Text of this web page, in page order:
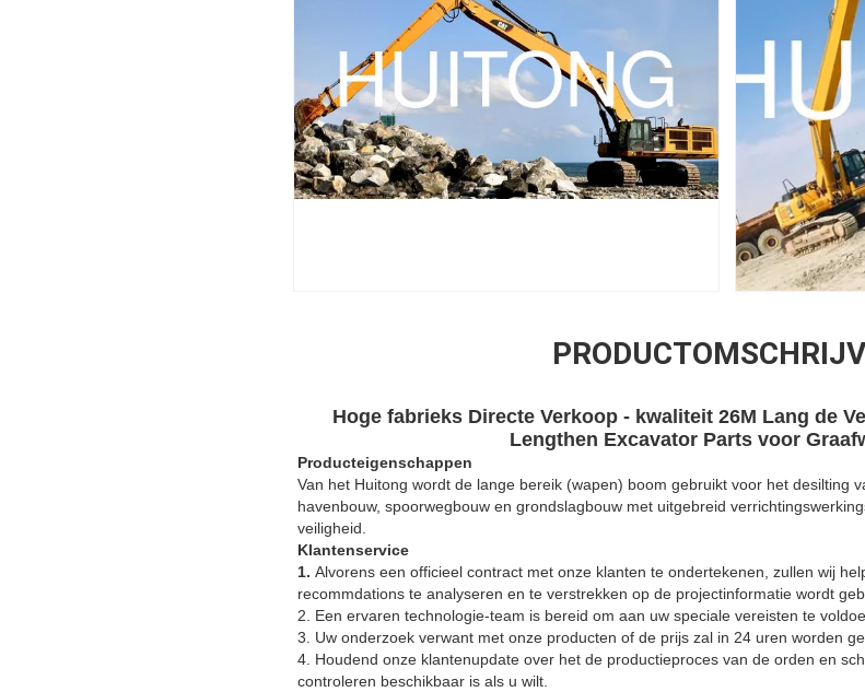
Hoge fabrieks Directe Verkoop - kwaliteit 26M Lang de
Lengthen Excavator Parts voor
Producteigenschappen
Van het Huitong wordt de lange bereik (wapen) boom gebruikt voor het desilting
havenbouw, spoorwegbouw en grondslagbouw met uitgebreid
veiligheid.
Klantenservice
1. Alvorens een officieel contract met onze klanten te ondertekenen, zullen wij
recommdations te analyseren en te verstrekken op de projectinformatie wordt
2. Een ervaren technologie-team is bereid om aan uw speciale vereisten te
3. Uw onderzoek verwant met onze producten of de prijs zal in 24 uren worden
4. Houdend onze klantenupdate over het de productieproces van de orden en
controleren beschikbaar is als u wilt.